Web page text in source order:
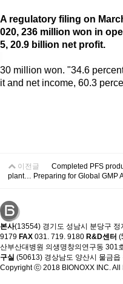
A regulatory filing on
020, 236 million won in
5, 20.9 billion net profit.
30 million won. "34.6
it and net income, 60.3
이전글
Completed PFS
plant… Preparing for Global GMP
본사(13554) 경기도 성남시 분당구
9179 FAX 031. 719. 9180 R&D센터
산부산대병원 의생명창의연구동 301
구실 (50613) 경상남도 양산시 물금
Copyright ⓒ 2018 BIONOXX INC. All